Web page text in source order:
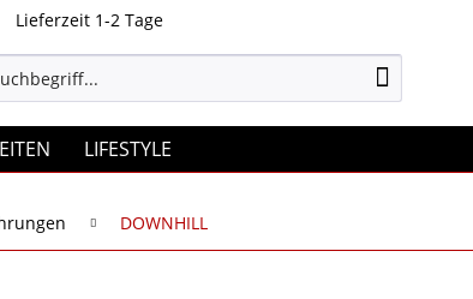
Lieferzeit 1-2 Tage
LIFESTYLE
DOWNHILL